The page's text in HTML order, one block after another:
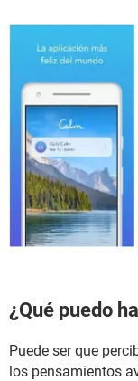
¿Qué puedo
Puede ser que
los pensamientos